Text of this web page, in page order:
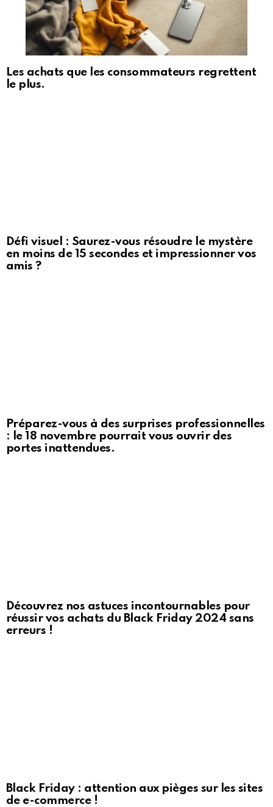
Les achats que les consommateurs regrettent
le plus.
Défi visuel : Saurez-vous résoudre le mystère
en moins de 15 secondes et impressionner vos
amis ?
Préparez-vous à des surprises professionnelles
: le 18 novembre pourrait vous ouvrir des
portes inattendues.
Découvrez nos astuces incontournables pour
réussir vos achats du Black Friday 2024 sans
erreurs !
Black Friday : attention aux pièges sur les sites
de e-commerce !